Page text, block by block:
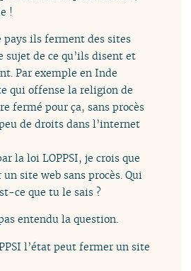
!
pays ils ferment des sites
sujet de ce qu’ils disent et
Par exemple en Inde
qui offense la religion de
fermé pour ça, sans procès
de droits dans l’internet
la loi LOPPSI, je crois que
site web sans procès. Qui
ce que tu le sais ?
entendu la question.
l’état peut fermer un site